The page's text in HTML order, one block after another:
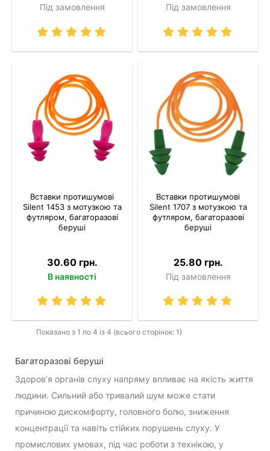
Під замовлення Під замовлення
Вставки протишумові
Silent 1453 з мотузкою та
футляром, багаторазові
беруші
30.60 грн.
В наявності
Вставки протишумові
Silent 1707 з мотузкою та
футляром, багаторазові
беруші
25.80 грн.
Під замовлення
Показано з 1 по 4 із 4 (всього сторінок: 1)
Багаторазові беруші
Здоров’я органів слуху напряму впливає на якість життя
людини. Сильний або тривалий шум може стати
причиною дискомфорту, головного болю, зниження
концентрації та навіть стійких порушень слуху. У
промислових умовах, під час роботи з технікою, у